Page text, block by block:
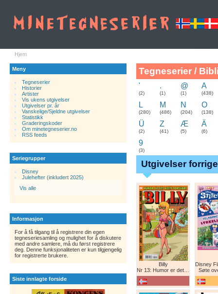
Hjem
Meny
Tegneserier
Historier.
Artister
Vis ukens utgivelser
Utgivelser pr. år
Vanskelige/Sjeldne utgivelser
Statistikk
Graderingskoder
Om minetegneserier.no
RSS feeds
Seriegrupper
Disney
Julehefter (inkludert 2025)
Vis alle
Informasjon
For å få tilgang til å registrere din egen
tegneseriesamling og mulighet for å diskutere
med andre samlere, må du først registrere
deg. Denne funksjonaliteten er kun tilgjengelig
for registrerte brukere.
Siste innlagte forside
Tegneserier /
'
(2)
.
(1)
@
(1)
A
(438)
L
(280)
M
(486)
N
(204)
O
(138)
Ü
(2)
Z
(41)
Æ
(5)
Ä
(6)
9
(3)
Utgivelser
Billy
Nr 13: Humor er det beste forsvar!
Søte